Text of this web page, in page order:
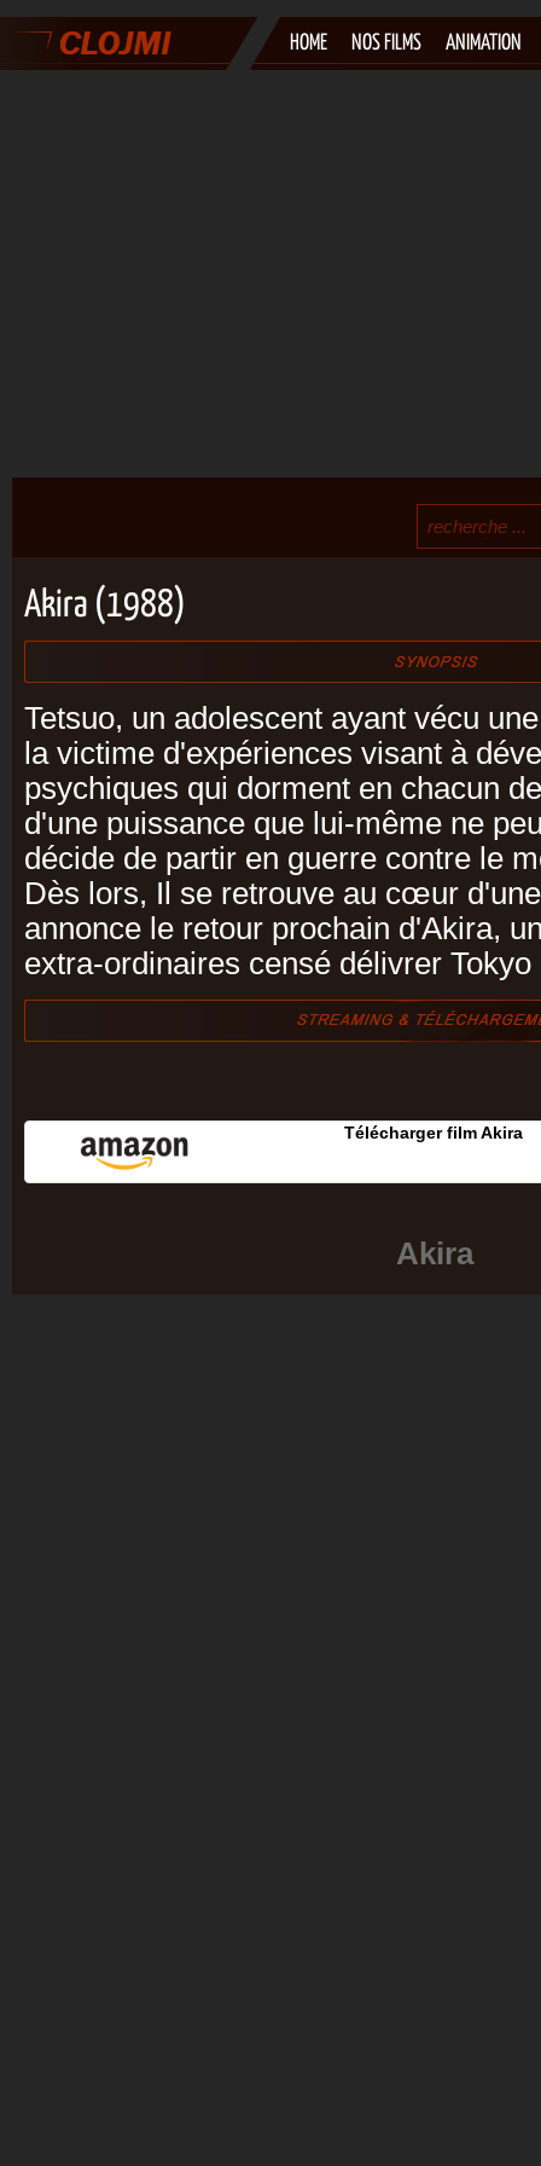
HOME NOS FILMS ANIMATION
Akira (1988)
Tetsuo, un adolescent ayant vécu
la victime d'expériences visant à
psychiques qui dorment en chacun
d'une puissance que lui-même ne
décide de partir en guerre contre le
Dès lors, Il se retrouve au cœur
annonce le retour prochain d'Akira,
extra-ordinaires censé délivrer Tokyo
Télécharger film Akira
Akira